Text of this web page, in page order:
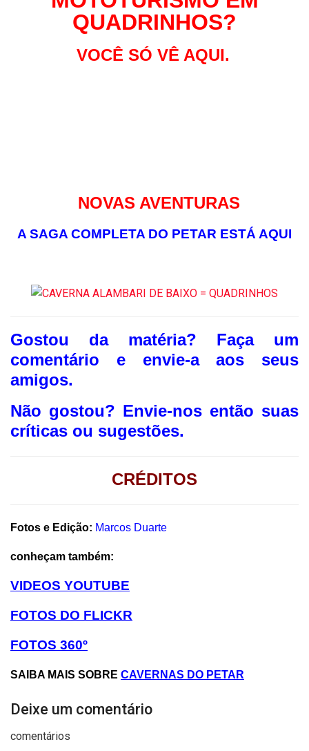
QUADRINHOS?
VOCÊ SÓ VÊ AQUI.
NOVAS AVENTURAS
A SAGA COMPLETA DO PETAR ESTÁ AQUI
Gostou da matéria? Faça um
comentário e envie-a aos seus
amigos.
Não gostou? Envie-nos então suas
críticas ou sugestões.
CRÉDITOS
Fotos e Edição: Marcos Duarte
conheçam também:
VIDEOS YOUTUBE
FOTOS DO FLICKR
FOTOS 360º
SAIBA MAIS SOBRE CAVERNAS DO PETAR
Deixe um comentário
comentários